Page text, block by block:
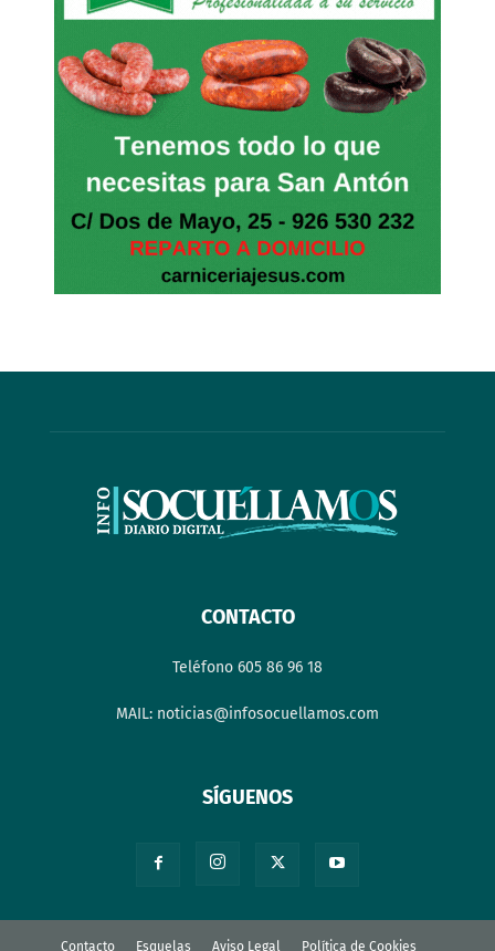
CONTACTO
Teléfono 605 86 96 18
MAIL: noticias@infosocuellamos.com
SÍGUENOS
Contacto Esquelas Aviso Legal Política de Cookies